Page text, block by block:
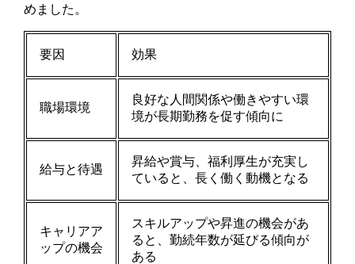
めました。
要因 効果
職場環境
良好な人間関係や働きやすい環
境が長期勤務を促す傾向に
給与と待遇
昇給や賞与、福利厚生が充実し
ていると、長く働く動機となる
キャリアア
ップの機会
スキルアップや昇進の機会があ
ると、勤続年数が延びる傾向が
ある